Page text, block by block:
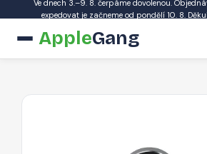
Ve dnech 3.–9. 8. čerpáme dovolenou.
expedovat je začneme od pondělí 10. 8.
AppleGang